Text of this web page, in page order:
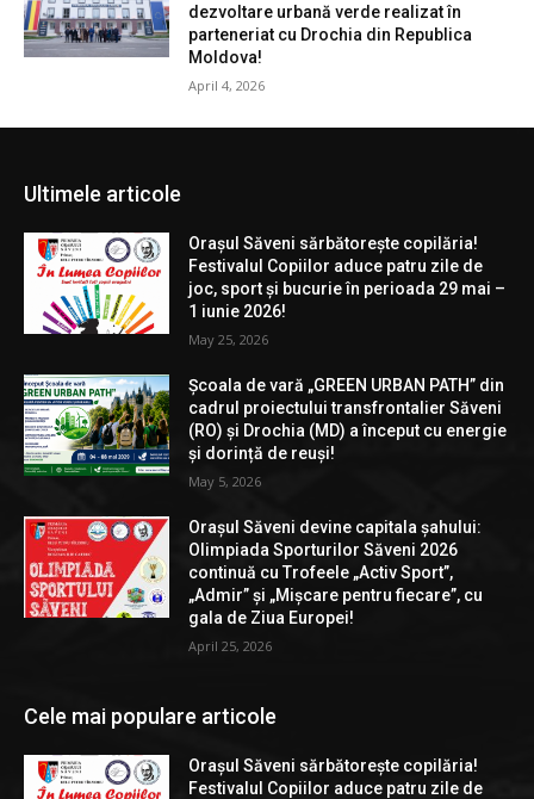
dezvoltare urbană verde realizat în
parteneriat cu Drochia din Republica
Moldova!
April 4, 2026
Ultimele articole
Orașul Săveni sărbătorește copilăria!
Festivalul Copiilor aduce patru zile de
joc, sport și bucurie în perioada 29 mai –
1 iunie 2026!
May 25, 2026
Școala de vară „GREEN URBAN PATH” din
cadrul proiectului transfrontalier Săveni
(RO) și Drochia (MD) a început cu energie
și dorință de reuși!
May 5, 2026
Orașul Săveni devine capitala șahului:
Olimpiada Sporturilor Săveni 2026
continuă cu Trofeele „Activ Sport”,
„Admir” și „Mișcare pentru fiecare”, cu
gala de Ziua Europei!
April 25, 2026
Cele mai populare articole
Orașul Săveni sărbătorește copilăria!
Festivalul Copiilor aduce patru zile de